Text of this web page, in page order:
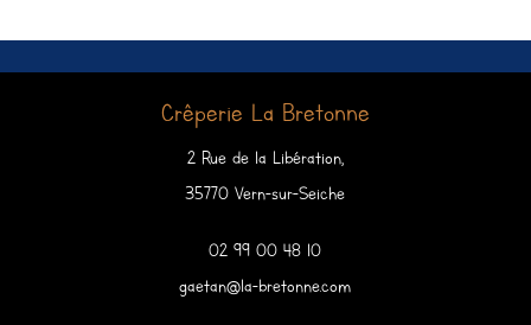
Crêperie La Bretonne
2 Rue de la Libération,
35770 Vern-sur-Seiche
02 99 00 48 10
gaetan@la-bretonne.com